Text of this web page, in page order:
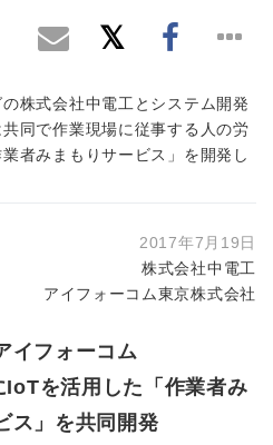
株式会社中電工とシステム開発
同で作業現場に従事する人の労
者みまもりサービス」を開発し
2017年7月19日
株式会社中電工
アイフォーコム東京株式会社
イフォーコム
を活用した「作業者み
ス」を共同開発